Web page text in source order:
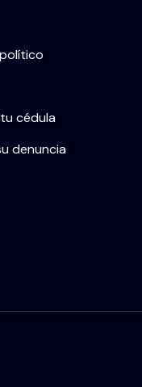
cédula
denuncia